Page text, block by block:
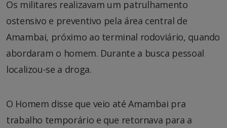
Os militares realizavam um patrulhamento
ostensivo e preventivo pela área central de
Amambai, próximo ao terminal rodoviário, quando
abordaram o homem. Durante a busca pessoal
localizou-se a droga.
O Homem disse que veio até Amambai pra
trabalho temporário e que retornava para a